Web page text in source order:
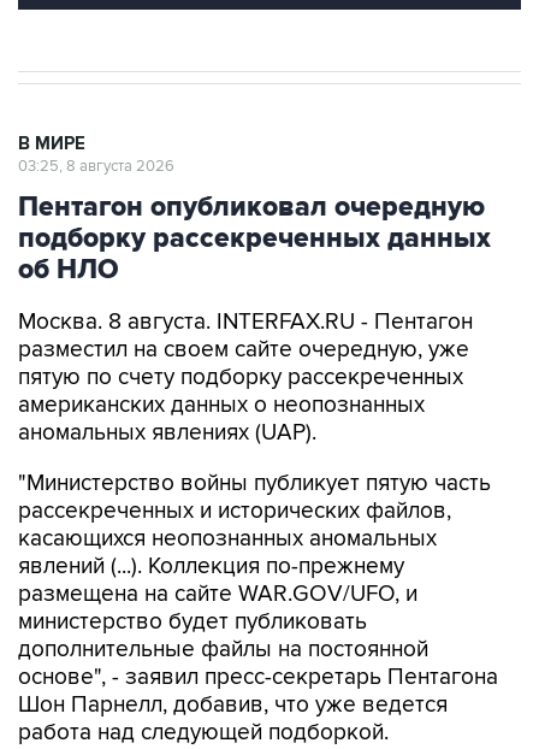
В МИРЕ
03:25, 8 августа 2026
Пентагон опубликовал очередную
подборку рассекреченных данных
об НЛО
Москва. 8 августа. INTERFAX.RU - Пентагон
разместил на своем сайте очередную, уже
пятую по счету подборку рассекреченных
американских данных о неопознанных
аномальных явлениях (UAP).
"Министерство войны публикует пятую часть
рассекреченных и исторических файлов,
касающихся неопознанных аномальных
явлений (...). Коллекция по-прежнему
размещена на сайте WAR.GOV/UFO, и
министерство будет публиковать
дополнительные файлы на постоянной
основе", - заявил пресс-секретарь Пентагона
Шон Парнелл, добавив, что уже ведется
работа над следующей подборкой.